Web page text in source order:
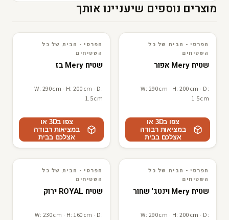
מוצרים נוספים שיעניינו אותך
3D · AR הפרסי - הבית של כל השטיחים
הפרסי - הבית של כל
השטיחים
שטיח Mery אפור
W: 290cm · H: 200cm · D:
1.5cm
צפו ב3D או
במציאות רבודה
אצלכם בבית
3D · AR הפרסי - הבית של כל השטיחים
הפרסי - הבית של כל
השטיחים
שטיח Mery בז
W: 290cm · H: 200cm · D:
1.5cm
צפו ב3D או
במציאות רבודה
אצלכם בבית
3D · AR הפרסי - הבית של כל השטיחים
הפרסי - הבית של כל
השטיחים
שטיח Mery וינטג' שחור
W: 290cm · H: 200cm · D:
3D · AR הפרסי - הבית של כל השטיחים
הפרסי - הבית של כל
השטיחים
שטיח ROYAL ירוק
W: 230cm · H: 160cm · D: